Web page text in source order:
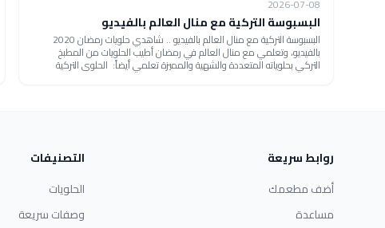
2026-07-08
البسبوسة التركية مع منال العالم بالفيديو
البسبوسة التركية مع منال العالم بالفيديو .. شاهدي حلويات رمضان 2020
بالفيديو، وتعلمي مع منال العالم في رمضان أطيب الحلويات من المطبخ
التركي بحلوياته المتعددة والشهية والمميزة تعلمي أيضاً: الحلوى التركية
روابط سريعة
أضف مطعمك
مساعدة
التصنيفات
الحلويات
وصفات سريعة